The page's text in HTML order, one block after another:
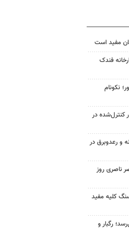
مفید است
فندک
نکونام
کنترل‌شده در
و رعدوبرق در
ناصری روز
سنگ کلیه مفید
رگبار و